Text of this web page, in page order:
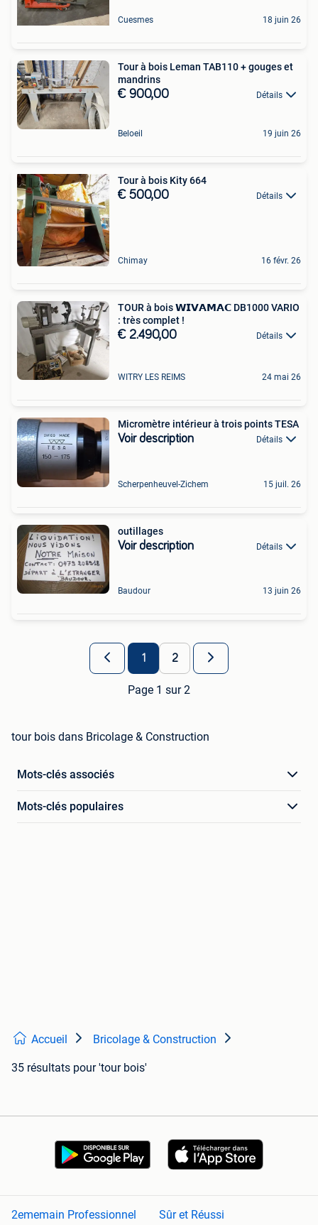
Cuesmes 18 juin 26
Tour à bois Leman TAB110 + gouges et
mandrins
€ 900,00 Détails
Beloeil 19 juin 26
Tour à bois Kity 664
€ 500,00 Détails
Chimay 16 févr. 26
TOUR à bois 𝗪𝗜𝗩𝗔𝗠𝗔𝗖 DB1000 VARIO
: très complet !
€ 2.490,00 Détails
WITRY LES REIMS 24 mai 26
Micromètre intérieur à trois points TESA
Voir description Détails
Scherpenheuvel-Zichem 15 juil. 26
outillages
Voir description Détails
Baudour 13 juin 26
1 2
Page 1 sur 2
tour bois dans Bricolage & Construction
Mots-clés associés
Mots-clés populaires
Accueil Bricolage & Construction
35 résultats pour 'tour bois'
2ememain Professionnel Sûr et Réussi